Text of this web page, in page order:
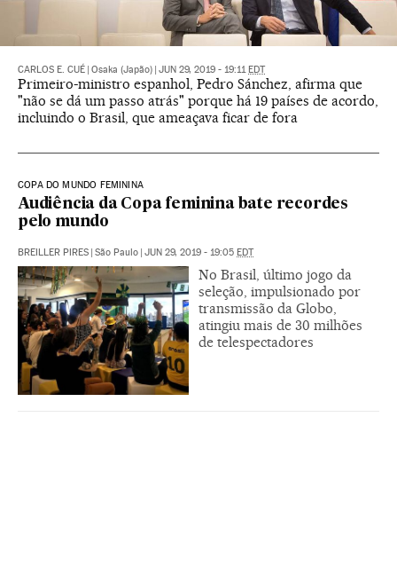
CARLOS E. CUÉ Osaka (Japão) JUN 29, 2019 - 19:11 EDT
Primeiro-ministro espanhol, Pedro Sánchez, afirma que
"não se dá um passo atrás" porque há 19 países de acordo,
incluindo o Brasil, que ameaçava ficar de fora
COPA DO MUNDO FEMININA
Audiência da Copa feminina bate recordes
pelo mundo
BREILLER PIRES São Paulo JUN 29, 2019 - 19:05 EDT
No Brasil, último jogo da
seleção, impulsionado por
transmissão da Globo,
atingiu mais de 30 milhões
de telespectadores